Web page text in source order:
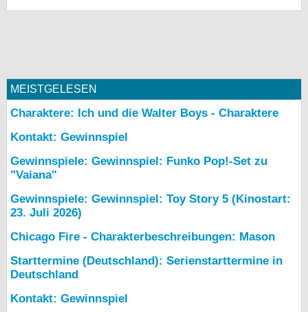
MEISTGELESEN
Charaktere: Ich und die Walter Boys - Charaktere
Kontakt: Gewinnspiel
Gewinnspiele: Gewinnspiel: Funko Pop!-Set zu
"Vaiana"
Gewinnspiele: Gewinnspiel: Toy Story 5 (Kinostart:
23. Juli 2026)
Chicago Fire - Charakterbeschreibungen: Mason
Starttermine (Deutschland): Serienstarttermine in
Deutschland
Kontakt: Gewinnspiel